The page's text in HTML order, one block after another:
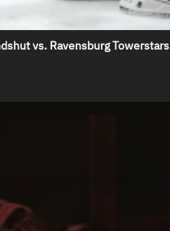
vs. Ravensburg Towerstars